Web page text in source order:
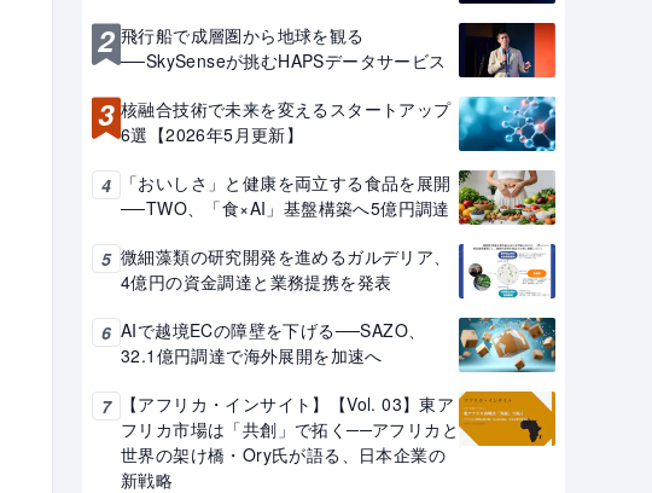
2 飛行船で成層圏から地球を観る
──SkySenseが挑むHAPSデータサービス
3 核融合技術で未来を変えるスタートアップ
6選【2026年5月更新】
4
「おいしさ」と健康を両立する食品を展開
──TWO、「食×AI」基盤構築へ5億円調達
5 微細藻類の研究開発を進めるガルデリア、
4億円の資金調達と業務提携を発表
6 AIで越境ECの障壁を下げる──SAZO、
32.1億円調達で海外展開を加速へ
7
【アフリカ・インサイト】【Vol. 03】東ア
フリカ市場は「共創」で拓く──アフリカと
世界の架け橋・Ory氏が語る、日本企業の
新戦略